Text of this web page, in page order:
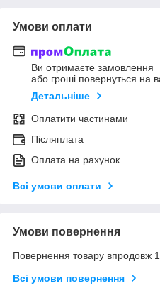
Умови оплати
Ви отримаєте замовлення
або гроші повернуться на
Детальніше
Оплатити частинами
Післяплата
Оплата на рахунок
Всі умови оплати
Умови повернення
Повернення товару впродовж
Всі умови повернення